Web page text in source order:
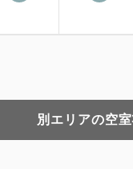
別エリアの空